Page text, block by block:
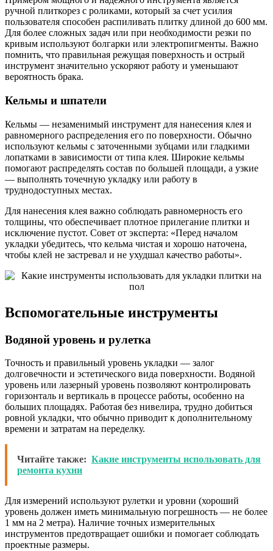
ручной плиткорез с роликами, который за счет усилия
пользователя способен распиливать плитку длиной до 600 мм.
Для более сложных задач или при необходимости резки по
кривым используют болгарки или электропигменты. Важно
помнить, что правильная режущая поверхность и острый
инструмент значительно ускоряют работу и уменьшают
вероятность брака.
Кельмы и шпатели
Кельмы — незаменимый инструмент для нанесения клея и
равномерного распределения его по поверхности. Обычно
используют кельмы с заточенными зубцами или гладкими
лопатками в зависимости от типа клея. Широкие кельмы
помогают распределять состав по большей площади, а узкие
— выполнять точечную укладку или работу в
труднодоступных местах.
Для нанесения клея важно соблюдать равномерность его
толщины, что обеспечивает плотное прилегание плитки и
исключение пустот. Совет от эксперта: «Перед началом
укладки убедитесь, что кельма чистая и хорошо наточена,
чтобы клей не застревал и не ухудшал качество работы».
Вспомогательные инструменты
Водяной уровень и рулетка
Точность и правильный уровень укладки — залог
долговечности и эстетического вида поверхности. Водяной
уровень или лазерный уровень позволяют контролировать
горизонталь и вертикаль в процессе работы, особенно на
больших площадях. Работая без нивелира, трудно добиться
ровной укладки, что обычно приводит к дополнительному
времени и затратам на переделку.
Читайте также: Какие инструменты использовать для
ремонта кухни
Для измерений используют рулетки и уровни (хороший
уровень должен иметь минимальную погрешность — не более
1 мм на 2 метра). Наличие точных измерительных
инструментов предотвращает ошибки и помогает соблюдать
проектные размеры.